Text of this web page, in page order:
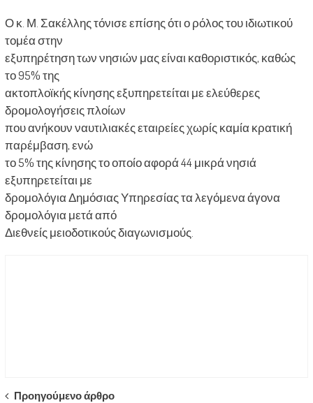
Ο κ. Μ. Σακέλλης τόνισε επίσης ότι ο ρόλος του ιδιωτικού
τομέα στην
εξυπηρέτηση των νησιών μας είναι καθοριστικός, καθώς
το 95% της
ακτοπλοϊκής κίνησης εξυπηρετείται με ελεύθερες
δρομολογήσεις πλοίων
που ανήκουν ναυτιλιακές εταιρείες χωρίς καμία κρατική
παρέμβαση, ενώ
το 5% της κίνησης το οποίο αφορά 44 μικρά νησιά
εξυπηρετείται με
δρομολόγια Δημόσιας Υπηρεσίας τα λεγόμενα άγονα
δρομολόγια μετά από
Διεθνείς μειοδοτικούς διαγωνισμούς.
Προηγούμενο άρθρο